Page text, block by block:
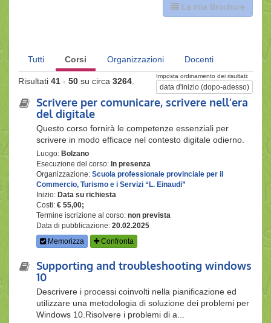
La mia Brochure
Tutti Corsi Organizzazioni Docenti
Imposta ordinamento dei risultati:
data d'inizio (dopo-adesso)
Risultati 41 - 50 su circa 3264
Scrivere per comunicare, scrivere nell’era
del digitale
Questo corso fornirà le competenze essenziali per
scrivere in modo efficace nel contesto digitale odierno.
Luogo: Bolzano
Esecuzione del corso: In presenza
Organizzazione: Scuola professionale provinciale per il
Commercio, Turismo e i Servizi “L. Einaudi”
Inizio: Data su richiesta
Costi: € 55,00;
Termine iscrizione al corso: non prevista
Data di pubblicazione: 20.02.2025
Memorizza
Confronta
Supporting and troubleshooting windows
10
Descrivere i processi coinvolti nella pianificazione ed
utilizzare una metodologia di soluzione dei problemi per
Windows 10.Risolvere i problemi di a...